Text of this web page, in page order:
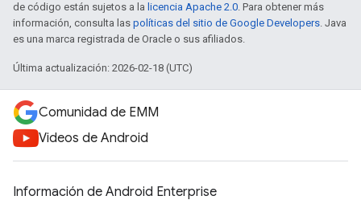
de código están sujetos a la licencia Apache 2.0. Para obtener más
información, consulta las políticas del sitio de Google Developers. Java
es una marca registrada de Oracle o sus afiliados.
Última actualización: 2026-02-18 (UTC)
Comunidad de EMM
Videos de Android
Información de Android Enterprise